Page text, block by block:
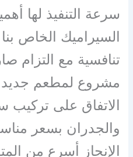
سرعة التنفيذ لها
السيراميك الخاص
تنافسية مع التزام
مشروع لمطعم
الاتفاق على تركيب
والجدران بسعر
الإنجاز أسرع من